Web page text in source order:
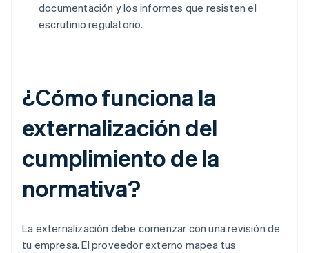
documentación y los informes que resisten el
escrutinio regulatorio.
¿Cómo funciona la
externalización del
cumplimiento de la
normativa?
La externalización debe comenzar con una revisión de
tu empresa. El proveedor externo mapea tus